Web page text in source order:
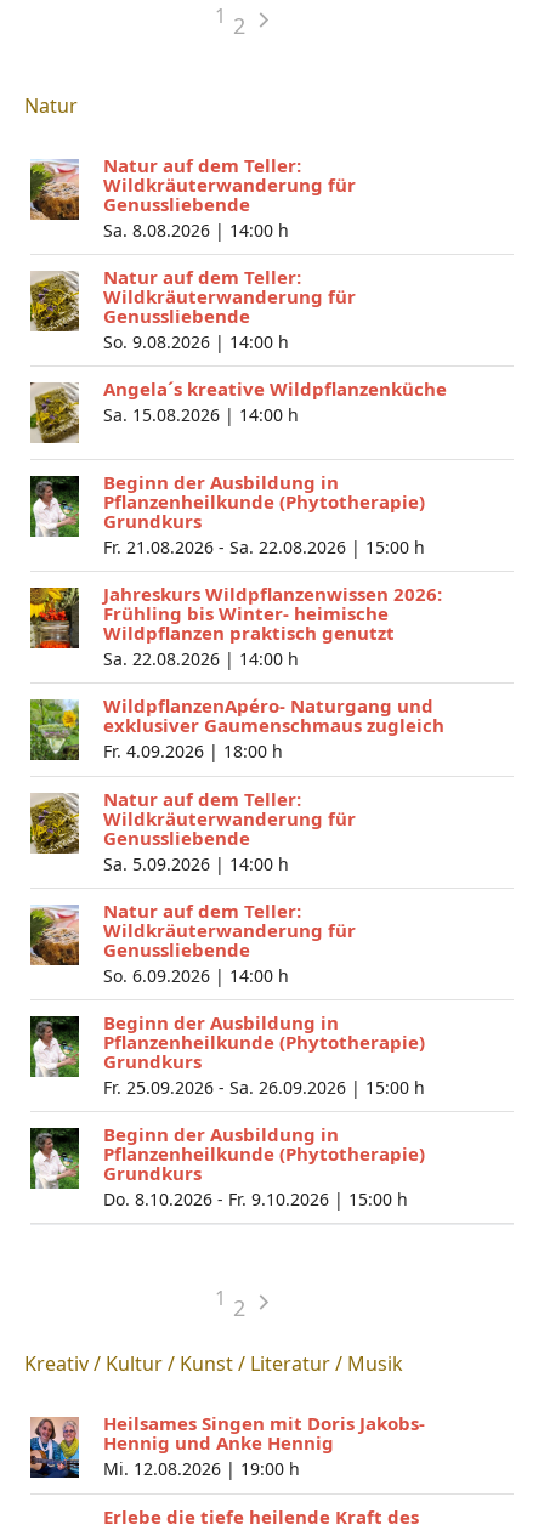
1 2
Natur
Natur auf dem Teller:
Wildkräuterwanderung für
Genussliebende
Sa. 8.08.2026 | 14:00 h
Natur auf dem Teller:
Wildkräuterwanderung für
Genussliebende
So. 9.08.2026 | 14:00 h
Angela´s kreative Wildpflanzenküche
Sa. 15.08.2026 | 14:00 h
Beginn der Ausbildung in
Pflanzenheilkunde (Phytotherapie)
Grundkurs
Fr. 21.08.2026 - Sa. 22.08.2026 | 15:00 h
Jahreskurs Wildpflanzenwissen 2026:
Frühling bis Winter- heimische
Wildpflanzen praktisch genutzt
Sa. 22.08.2026 | 14:00 h
WildpflanzenApéro- Naturgang und
exklusiver Gaumenschmaus zugleich
Fr. 4.09.2026 | 18:00 h
Natur auf dem Teller:
Wildkräuterwanderung für
Genussliebende
Sa. 5.09.2026 | 14:00 h
Natur auf dem Teller:
Wildkräuterwanderung für
Genussliebende
So. 6.09.2026 | 14:00 h
Beginn der Ausbildung in
Pflanzenheilkunde (Phytotherapie)
Grundkurs
Fr. 25.09.2026 - Sa. 26.09.2026 | 15:00 h
Beginn der Ausbildung in
Pflanzenheilkunde (Phytotherapie)
Grundkurs
Do. 8.10.2026 - Fr. 9.10.2026 | 15:00 h
1 2
Kreativ / Kultur / Kunst / Literatur / Musik
Heilsames Singen mit Doris Jakobs-
Hennig und Anke Hennig
Mi. 12.08.2026 | 19:00 h
Erlebe die tiefe heilende Kraft des